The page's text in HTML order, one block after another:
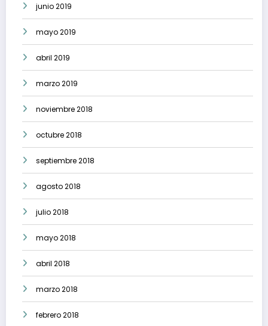
junio 2019
mayo 2019
abril 2019
marzo 2019
noviembre 2018
octubre 2018
septiembre 2018
agosto 2018
julio 2018
mayo 2018
abril 2018
marzo 2018
febrero 2018